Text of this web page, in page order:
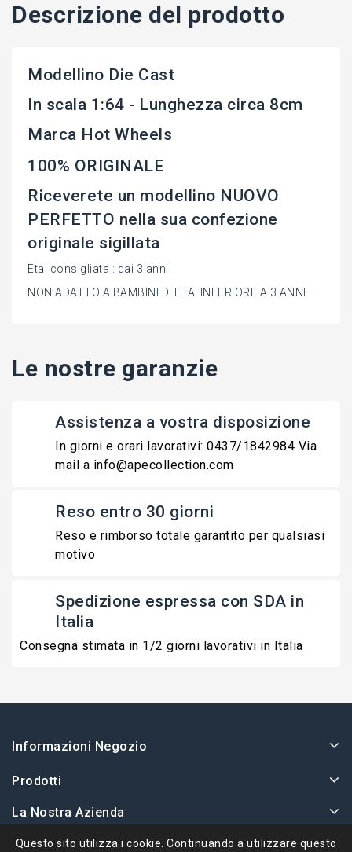
Descrizione del prodotto
Modellino Die Cast
In scala 1:64 - Lunghezza circa 8cm
Marca Hot Wheels
100% ORIGINALE
Riceverete un modellino NUOVO
PERFETTO nella sua confezione
originale sigillata
Eta' consigliata : dai 3 anni
NON ADATTO A BAMBINI DI ETA' INFERIORE A 3 ANNI
Le nostre garanzie
Assistenza a vostra disposizione
In giorni e orari lavorativi: 0437/1842984 Via
mail a info@apecollection.com
Reso entro 30 giorni
Reso e rimborso totale garantito per qualsiasi
motivo
Spedizione espressa con SDA in
Italia
Consegna stimata in 1/2 giorni lavorativi in Italia
Informazioni Negozio
Prodotti
La Nostra Azienda
Il Tuo Account
Questo sito utilizza i cookie. Continuando a utilizzare questo